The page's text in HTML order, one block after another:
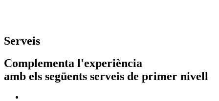
Serveis
Complementa l'experiència
amb els següents serveis de primer nivell